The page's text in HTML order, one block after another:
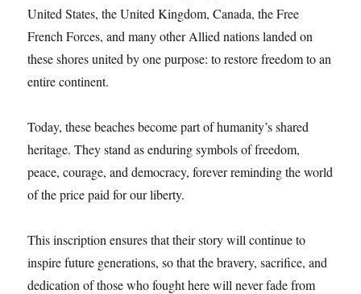
United States, the United Kingdom, Canada, the Free
French Forces, and many other Allied nations landed on
these shores united by one purpose: to restore freedom to an
entire continent.
Today, these beaches become part of humanity’s shared
heritage. They stand as enduring symbols of freedom,
peace, courage, and democracy, forever reminding the world
of the price paid for our liberty.
This inscription ensures that their story will continue to
inspire future generations, so that the bravery, sacrifice, and
dedication of those who fought here will never fade from